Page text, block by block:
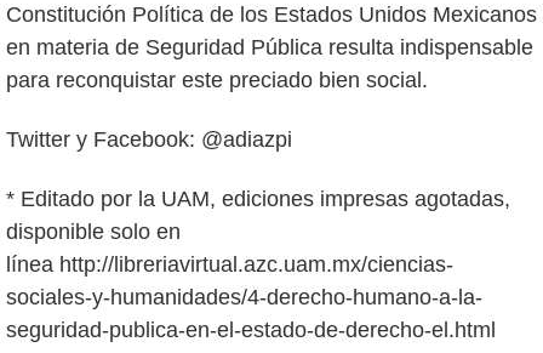
Twitter y Facebook: @adiazpi
* Editado por la UAM, ediciones impresas agotadas,
disponible solo en
línea http://libreriavirtual.azc.uam.mx/ciencias-
sociales-y-humanidades/4-derecho-humano-a-la-
seguridad-publica-en-el-estado-de-derecho-el.html